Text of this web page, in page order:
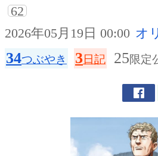
62
2026年05月19日 00:00 オ
34つぶやき 3日記 25限定